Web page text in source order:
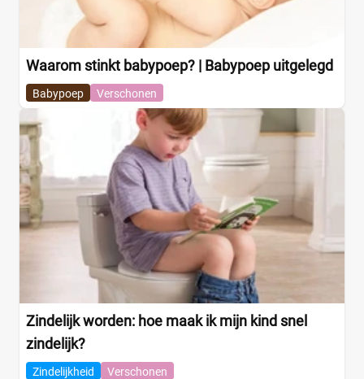
Waarom stinkt babypoep? | Babypoep uitgelegd
Babypoep Verschonen
Zindelijk worden: hoe maak ik mijn kind snel
zindelijk?
Zindelijkheid Verschonen